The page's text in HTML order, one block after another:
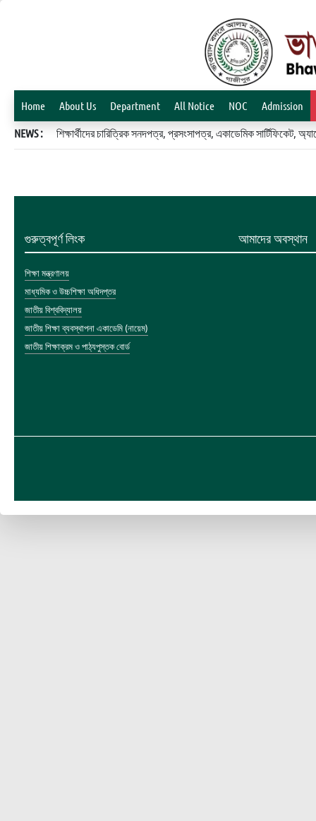
Home About Us Department All Notice NOC Admission
NEWS : শিক্ষার্থীদের চারিত্রিক সনদপত্র, প্রসংসাপত্র, একাডেমিক
গুরুত্বপূর্ণ লিংক
শিক্ষা মন্ত্রণালয়
মাধ্যমিক ও উচ্চশিক্ষা অধিদপ্তর
জাতীয় বিশ্ববিদ্যালয়
জাতীয় শিক্ষা ব্যবস্থাপনা একাডেমি (নায়েম)
জাতীয় শিক্ষাক্রম ও পাঠ্যপুস্তক বোর্ড
আমাদের অবস্থান